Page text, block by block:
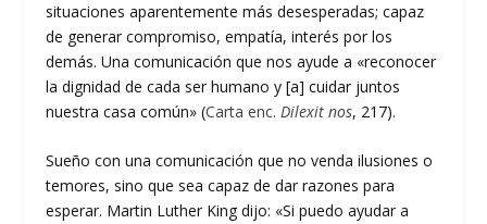
situaciones aparentemente más desesperadas; capaz
de generar compromiso, empatía, interés por los
demás. Una comunicación que nos ayude a «reconocer
la dignidad de cada ser humano y [a] cuidar juntos
nuestra casa común» (Carta enc.Dilexit nos, 217).
Sueño con una comunicación que no venda ilusiones o
temores, sino que sea capaz de dar razones para
esperar. Martin Luther King dijo: «Si puedo ayudar a